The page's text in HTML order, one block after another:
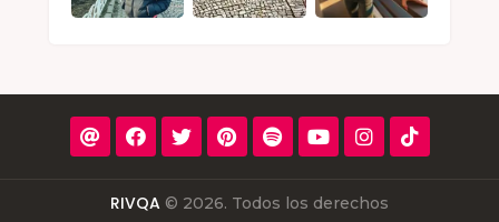
RIVQA © 2026. Todos los derechos